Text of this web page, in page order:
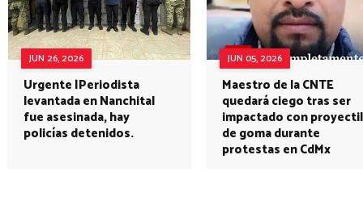
JUN 26, 2026
Urgente |Periodista
levantada en Nanchital
fue asesinada, hay
policías detenidos.
JUN 05, 2026
Maestro de la CNTE
quedará ciego tras ser
impactado con proyectil
de goma durante
protestas en CdMx